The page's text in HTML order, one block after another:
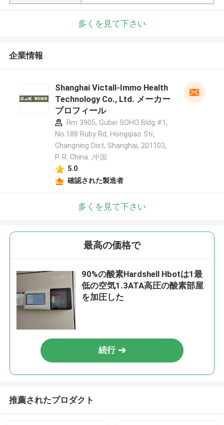
多くを見て下さい
企業情報
Shanghai Victall-Immo Health
Technology Co., Ltd. メーカー
プロフィール
Rm 3905, Gubei SOHO Bldg #1,
No.188 Ruby Rd, Hongqiao Str,
Changning Dist, Shanghai, 201103,
P. R. China. ,中国
5.0
確認された製造者
多くを見て下さい
最高の価格で
90%の酸素Hardshell Hbotは1最
低の空気1.3ATA高圧の酸素部屋
を加圧した
続行
推薦されたプロダクト